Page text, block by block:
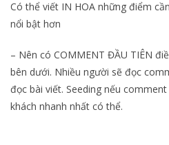
Có thể viết IN HOA những điểm
nổi bật hơn
– Nên có COMMENT ĐẦU TIÊN
bên dưới. Nhiều người sẽ đọc
đọc bài viết. Seeding nếu
khách nhanh nhất có thể.